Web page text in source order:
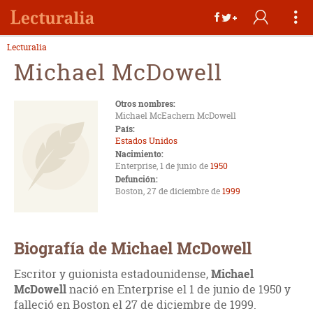
Lecturalia
Michael McDowell
Otros nombres:
Michael McEachern McDowell
País:
Estados Unidos
Nacimiento:
Enterprise, 1 de junio de1950
Defunción:
Boston, 27 de diciembre de1999
Biografía de Michael McDowell
Escritor y guionista estadounidense,Michael
McDowellnació en Enterprise el 1 de junio de 1950 y
falleció en Boston el 27 de diciembre de 1999.